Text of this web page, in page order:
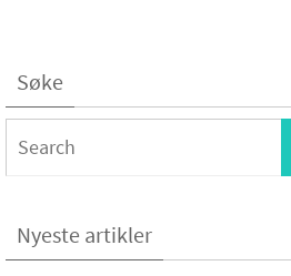
Søke
Nyeste artikler